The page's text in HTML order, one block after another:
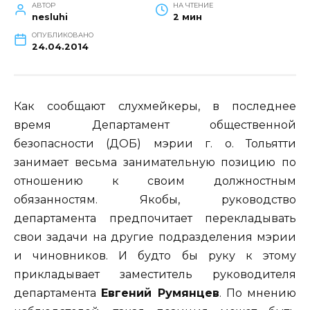
АВТОР
nesluhi
НА ЧТЕНИЕ
2 мин
ОПУБЛИКОВАНО
24.04.2014
Как сообщают слухмейкеры, в последнее
время Департамент общественной
безопасности (ДОБ) мэрии г. о. Тольятти
занимает весьма занимательную позицию по
отношению к своим должностным
обязанностям. Якобы, руководство
департамента предпочитает перекладывать
свои задачи на другие подразделения мэрии
и чиновников. И будто бы руку к этому
прикладывает заместитель руководителя
департамента Евгений Румянцев. По мнению